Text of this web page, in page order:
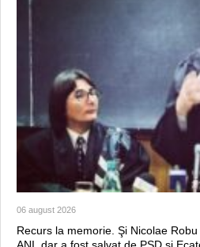
06 august 2026
Recurs la memorie. Şi Nicolae